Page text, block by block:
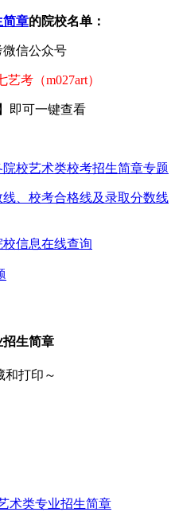
简章的院校名单：
艺考（m027art）
】即可一键查看
校艺术类校考招生简章专题
、校考合格线及录取分数线
信息在线查询
招生简章
和打印～
术类专业招生简章